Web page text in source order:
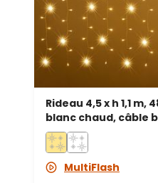
Rideau 4,5 x h 1,1 m,
blanc chaud, câble
prolongeable
MultiFlash